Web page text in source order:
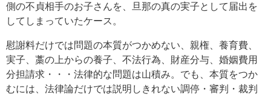
側の不貞相手のお子さんを、旦那の真の実子として届出を
してしまっていたケース。
慰謝料だけでは問題の本質がつかめない、親権、養育費、
実子、藁の上からの養子、不法行為、財産分与、婚姻費用
分担請求・・・法律的な問題は山積み。でも、本質をつか
むには、法律論だけでは説明しきれない調停・審判・裁判